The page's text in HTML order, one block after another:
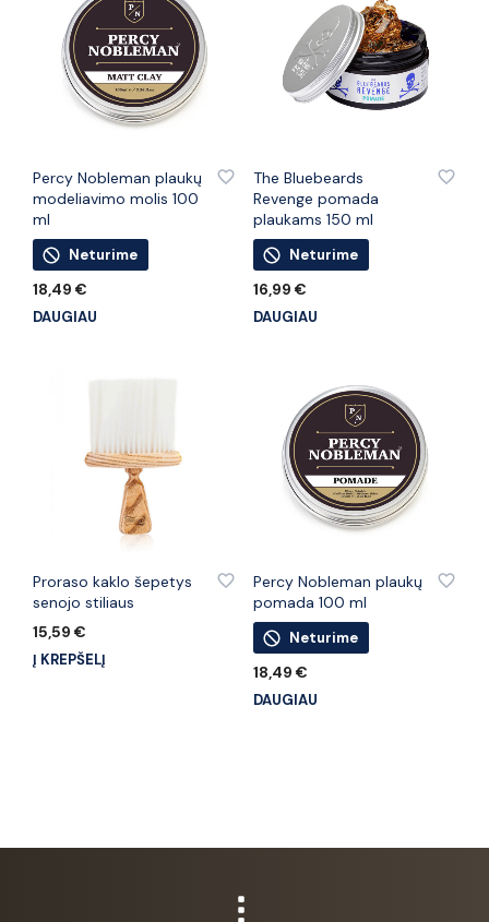
Percy Nobleman plaukų
modeliavimo molis 100
ml
Neturime
18,49 €
DAUGIAU
The Bluebeards
Revenge pomada
plaukams 150 ml
Neturime
16,99 €
DAUGIAU
Proraso kaklo šepetys
senojo stiliaus
15,59 €
Į KREPŠELĮ
Percy Nobleman plaukų
pomada 100 ml
Neturime
18,49 €
DAUGIAU